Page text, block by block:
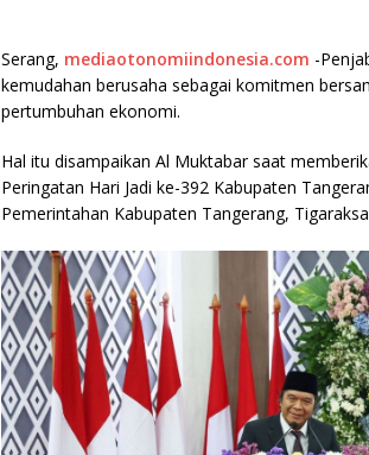
Serang, mediaotonomiindonesia.com -
kemudahan berusaha sebagai komitmen
pertumbuhan ekonomi.
Hal itu disampaikan Al Muktabar saat
Peringatan Hari Jadi ke-392 Kabupaten
Pemerintahan Kabupaten Tangerang,